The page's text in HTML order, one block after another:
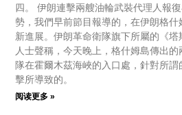
四。 伊朗連擊兩艘油輪武裝代理人報
勢，我們早前節目報導的，在伊朗格
新進展。伊朗革命衛隊旗下所屬的《
人士聲稱，今天晚上，格什姆島傳出
隊在霍爾木茲海峽的入口處，針對所
擊所導致的。
阅读更多 »